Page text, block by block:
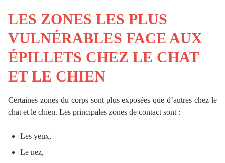
LES ZONES LES PLUS
VULNÉRABLES FACE AUX
ÉPILLETS CHEZ LE CHAT
ET LE CHIEN
Certaines zones du corps sont plus exposées que d’autres chez le
chat et le chien. Les principales zones de contact sont :
Les yeux,
Le nez,